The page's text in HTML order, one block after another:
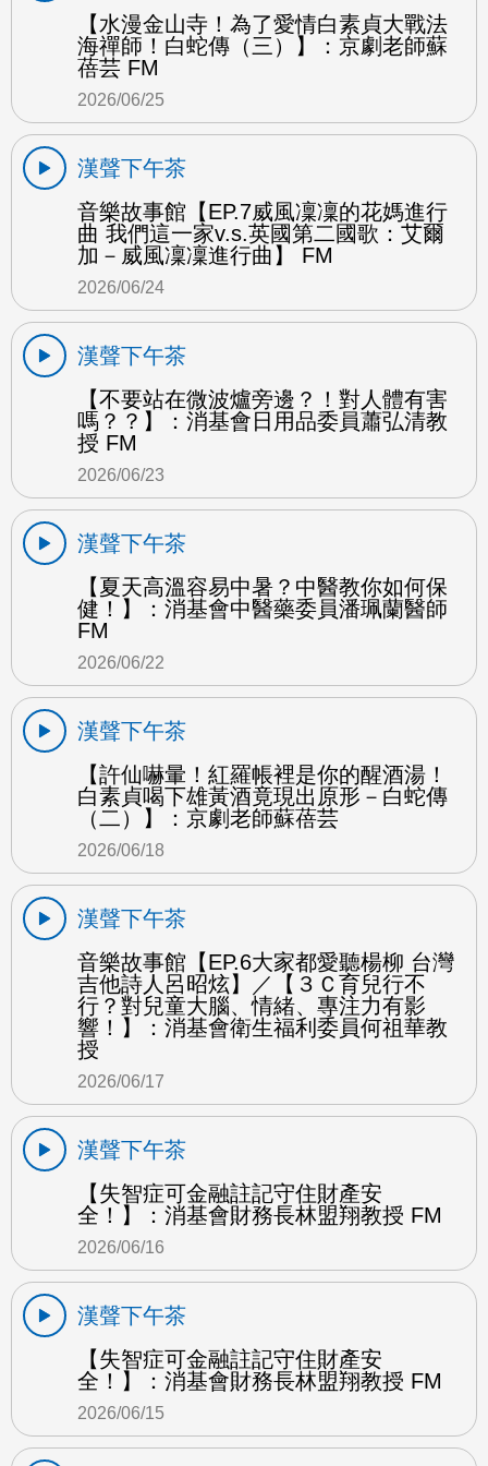
【水漫金山寺！為了愛情白素貞大戰法
海禪師！白蛇傳（三）】：京劇老師蘇
蓓芸 FM
2026/06/25
漢聲下午茶
音樂故事館【EP.7威風凜凜的花媽進行
曲 我們這一家v.s.英國第二國歌：艾爾
加－威風凜凜進行曲】 FM
2026/06/24
漢聲下午茶
【不要站在微波爐旁邊？！對人體有害
嗎？？】：消基會日用品委員蕭弘清教
授 FM
2026/06/23
漢聲下午茶
【夏天高溫容易中暑？中醫教你如何保
健！】：消基會中醫藥委員潘珮蘭醫師
FM
2026/06/22
漢聲下午茶
【許仙嚇暈！紅羅帳裡是你的醒酒湯！
白素貞喝下雄黃酒竟現出原形－白蛇傳
（二）】：京劇老師蘇蓓芸
2026/06/18
漢聲下午茶
音樂故事館【EP.6大家都愛聽楊柳 台灣
吉他詩人呂昭炫】／【３Ｃ育兒行不
行？對兒童大腦、情緒、專注力有影
響！】：消基會衛生福利委員何祖華教
授
2026/06/17
漢聲下午茶
【失智症可金融註記守住財產安
全！】：消基會財務長林盟翔教授 FM
2026/06/16
漢聲下午茶
【失智症可金融註記守住財產安
全！】：消基會財務長林盟翔教授 FM
2026/06/15